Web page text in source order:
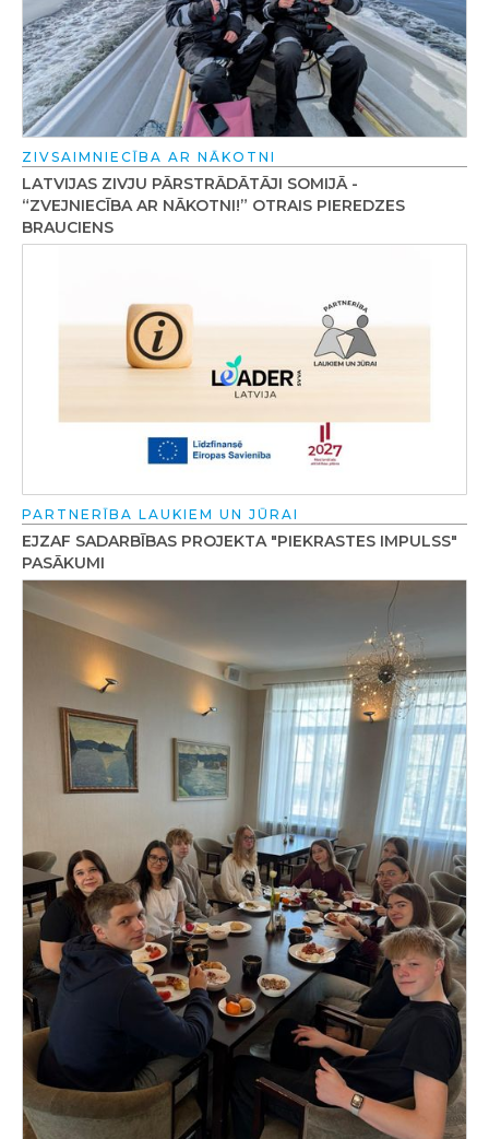
ZIVSAIMNIECĪBA AR NĀKOTNI
LATVIJAS ZIVJU PĀRSTRĀDĀTĀJI SOMIJĀ -
“ZVEJNIECĪBA AR NĀKOTNI!” OTRAIS PIEREDZES
BRAUCIENS
PARTNERĪBA LAUKIEM UN JŪRAI
EJZAF SADARBĪBAS PROJEKTA "PIEKRASTES IMPULSS"
PASĀKUMI